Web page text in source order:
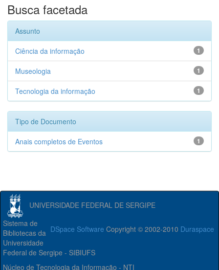
Busca facetada
Assunto
1
Ciência da informação
1
Museologia
1
Tecnologia da informação
Tipo de Documento
1
Anais completos de Eventos
UNIVERSIDADE FEDERAL DE SERGIPE
DSpace Software Copyright © 2002-2010 Duraspace
Sistema de
Bibliotecas da
Universidade
Federal de Sergipe - SIBIUFS
Núcleo de Tecnologia da Informação - NTI